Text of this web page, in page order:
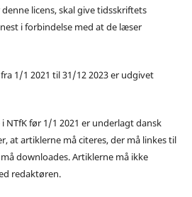
licens, skal give tidsskriftets
i forbindelse med at de læser
1/1 2021 til 31/12 2023 er udgivet
NTfK før 1/1 2021 er underlagt dansk
at artiklerne må citeres, der må linkes til
downloades. Artiklerne må ikke
redaktøren.